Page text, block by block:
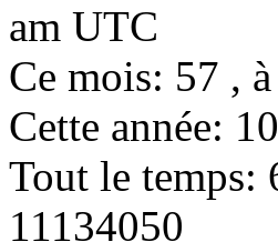
am UTC
Ce mois: 57 ,
Cette année:
Tout le temps:
11134050